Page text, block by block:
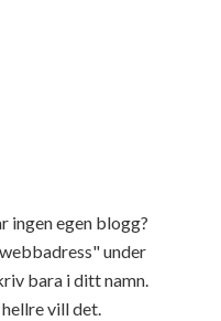
ingen egen blogg?
under
bara i ditt namn.
vill det.